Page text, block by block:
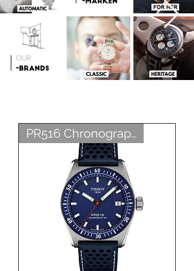
PR516 Chronograph